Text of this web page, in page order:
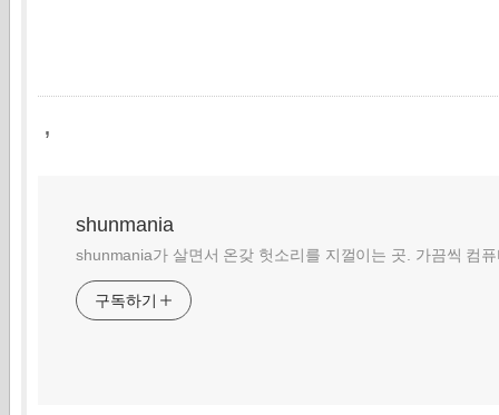
,
shunmania
shunmania가 살면서 온갖 헛소리를 지껄이는 곳. 가끔씩 컴
구독하기